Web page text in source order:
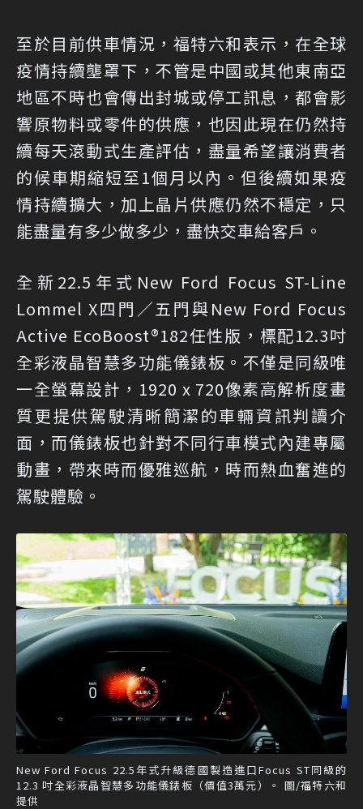
至於目前供車情況，福特六和表示，在全球
疫情持續壟罩下，不管是中國或其他東南亞
地區不時也會傳出封城或停工訊息，都會影
響原物料或零件的供應，也因此現在仍然持
續每天滾動式生產評估，盡量希望讓消費者
的候車期縮短至1個月以內。但後續如果疫
情持續擴大，加上晶片供應仍然不穩定，只
能盡量有多少做多少，盡快交車給客戶。
全新22.5年式New Ford Focus ST-Line
Lommel X四門／五門與New Ford Focus
Active EcoBoost®182任性版，標配12.3吋
全彩液晶智慧多功能儀錶板。不僅是同級唯
一全螢幕設計，1920 x 720像素高解析度畫
質更提供駕駛清晰簡潔的車輛資訊判讀介
面，而儀錶板也針對不同行車模式內建專屬
動畫，帶來時而優雅巡航，時而熱血奮進的
駕駛體驗。
New Ford Focus 22.5年式升級德國製造進口Focus ST同級的
12.3 吋全彩液晶智慧多功能儀錶板（價值3萬元）。 圖/福特六和
提供